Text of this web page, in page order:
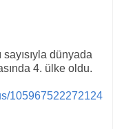
dünyada
4. ülke oldu.
105967522272124